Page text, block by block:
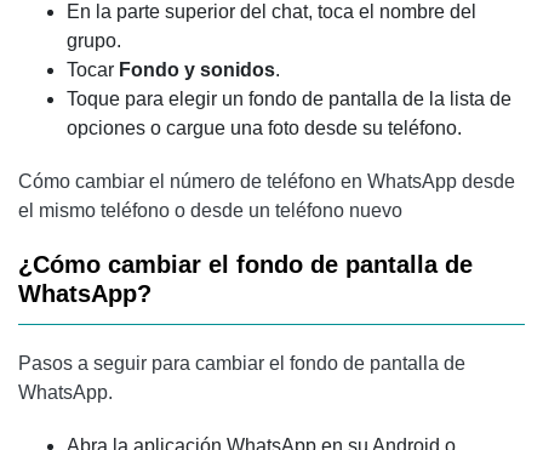
En la parte superior del chat, toca el nombre del
grupo.
Tocar Fondo y sonidos.
Toque para elegir un fondo de pantalla de la lista de
opciones o cargue una foto desde su teléfono.
Cómo cambiar el número de teléfono en WhatsApp desde
el mismo teléfono o desde un teléfono nuevo
¿Cómo cambiar el fondo de pantalla de
WhatsApp?
Pasos a seguir para cambiar el fondo de pantalla de
WhatsApp.
Abra la aplicación WhatsApp en su Android o